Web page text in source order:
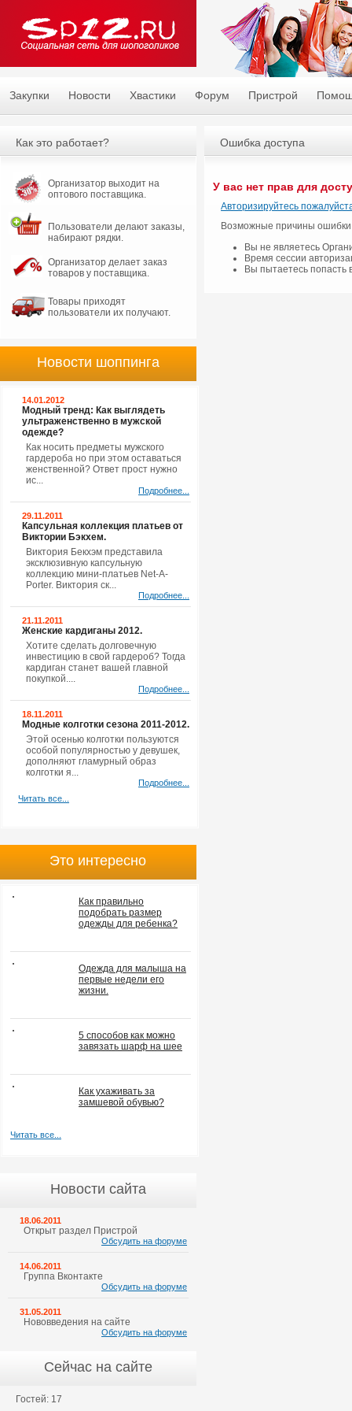
Закупки Новости Хвастики Форум Пристрой
Ошибка доступа
У вас нет прав для
Авторизируйтесь
Возможные причины
Вы не являетесь
Время сессии
Вы пытаетесь попасть
Как это работает?
Организатор выходит на
оптового поставщика.
Пользователи делают заказы,
набирают рядки.
Организатор делает заказ
товаров у поставщика.
Товары приходят
пользователи их получают.
Новости шоппинга
14.01.2012
Модный тренд: Как выглядеть
ультраженственно в мужской
одежде?
Как носить предметы мужского
гардероба но при этом оставаться
женственной? Ответ прост нужно
ис...
Подробнее...
29.11.2011
Капсульная коллекция платьев от
Виктории Бэкхем.
Виктория Бекхэм представила
эксклюзивную капсульную
коллекцию мини-платьев Net-A-
Porter. Виктория ск...
Подробнее...
21.11.2011
Женские кардиганы 2012.
Хотите сделать долговечную
инвестицию в свой гардероб? Тогда
кардиган станет вашей главной
покупкой....
Подробнее...
18.11.2011
Модные колготки сезона 2011-2012.
Этой осенью колготки пользуются
особой популярностью у девушек,
дополняют гламурный образ
колготки я...
Подробнее...
Читать все...
Это интересно
Как правильно
подобрать размер
одежды для ребенка?
Одежда для малыша на
первые недели его
жизни.
5 способов как можно
завязать шарф на шее
Как ухаживать за
замшевой обувью?
Читать все...
Новости сайта
18.06.2011
Открыт раздел Пристрой
Обсудить на форуме
14.06.2011
Группа Вконтакте
Обсудить на форуме
31.05.2011
Нововведения на сайте
Обсудить на форуме
Сейчас на сайте
Гостей: 17